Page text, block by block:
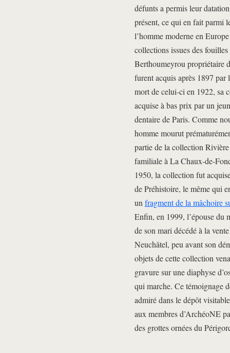
défunts a permis leur
présent, ce qui en fait parmi
l’homme moderne en
collections issues des
Berthoumeyrou propriétaire
furent acquis après 1897
mort de celui-ci en 1922, sa
acquise à bas prix par un
dentaire de Paris. Comme
homme mourut
partie de la collection
familiale à La Chaux-de-
1950, la collection fut
de Préhistoire, le même qui
un fragment de la mâchoire
Enfin, en 1999, l’épouse du
de son mari décédé à la
Neuchâtel, peu avant son
objets de cette collection
gravure sur une diaphyse
qui marche. Ce témoignage
admiré dans le dépôt
aux membres d’ArchéoNE
des grottes ornées du